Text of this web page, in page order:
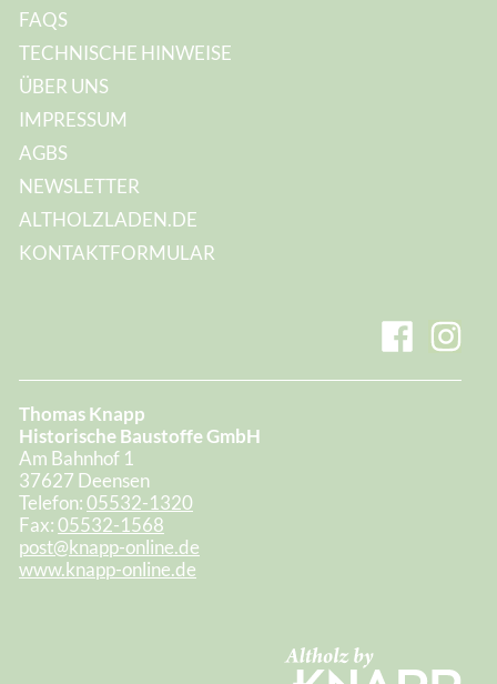
FAQS
TECHNISCHE HINWEISE
ÜBER UNS
IMPRESSUM
AGBS
NEWSLETTER
ALTHOLZLADEN.DE
KONTAKTFORMULAR
Thomas Knapp
Historische Baustoffe GmbH
Am Bahnhof 1
37627 Deensen
Telefon:05532-1320
Fax:05532-1568
post@knapp-online.de
www.knapp-online.de